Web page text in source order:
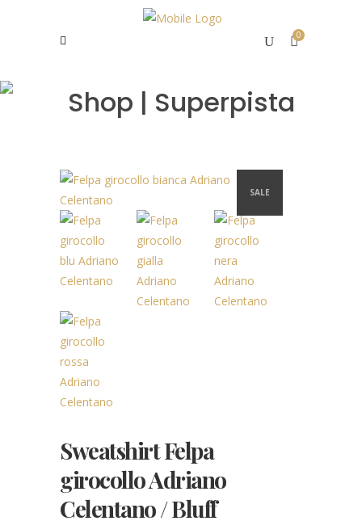
0
Shop | Superpista
SALE
Sweatshirt Felpa
girocollo Adriano
Celentano / Bluff